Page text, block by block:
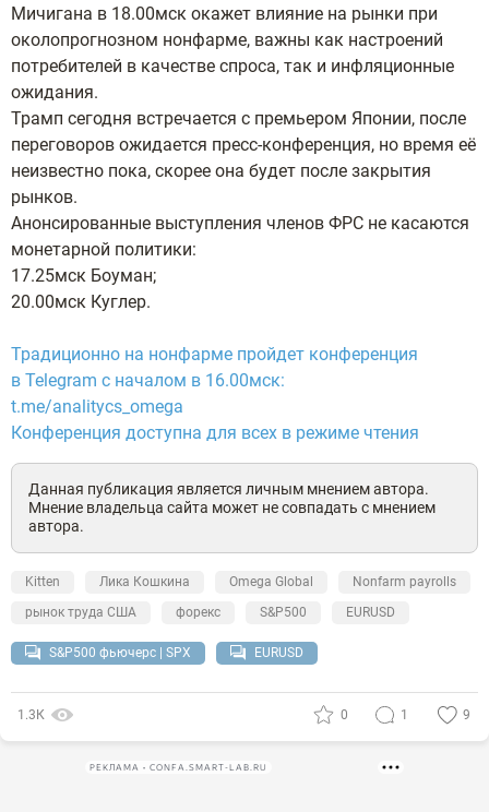
Мичигана в 18.00мск окажет влияние на рынки при
околопрогнозном нонфарме, важны как настроений
потребителей в качестве спроса, так и инфляционные
ожидания.
Трамп сегодня встречается с премьером Японии, после
переговоров ожидается пресс-конференция, но время её
неизвестно пока, скорее она будет после закрытия
рынков.
Анонсированные выступления членов ФРС не касаются
монетарной политики:
17.25мск Боуман;
20.00мск Куглер.
Традиционно на нонфарме пройдет конференция
в Telegram с началом в 16.00мск:
t.me/analitycs_omega
Конференция доступна для всех в режиме чтения
Данная публикация является личным мнением автора.
Мнение владельца сайта может не совпадать с мнением
автора.
Kitten Лика Кошкина Omega Global
Nonfarm payrolls
рынок труда США
форекс S&P500 EURUSD
S&P500 фьючерс | SPX EURUSD
1.3К 0 1 9
РЕКЛАМА • CONFA.SMART-LAB.RU